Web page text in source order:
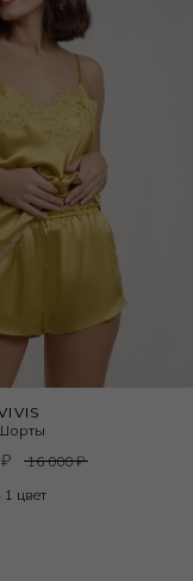
₽ 16 000₽
1 цвет